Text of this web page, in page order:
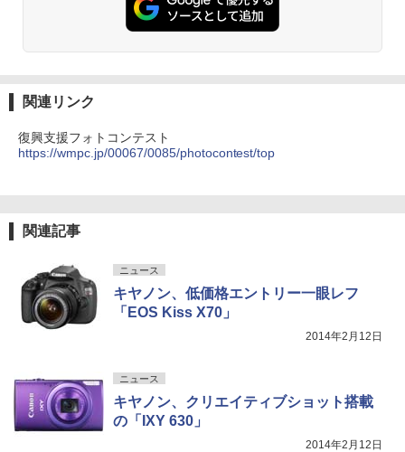
関連リンク
復興支援フォトコンテスト
https://wmpc.jp/00067/0085/photocontest/top
関連記事
ニュース
キヤノン、低価格エントリー一眼レフ
「EOS Kiss X70」
2014年2月12日
ニュース
キヤノン、クリエイティブショット搭載
の「IXY 630」
2014年2月12日